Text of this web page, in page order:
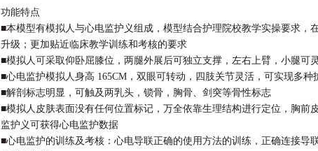
功能特点
■本模型有模拟人与心电监护义组成，模型结合护理院校教学实操要求，
升级；更加贴近临床教学训练和考核的要求
■模拟人可采取仰卧屈膝位，两腿外展后可独立支撑，左右上臂，小腿可
■心电监护模拟人身高 165CM，双眼可转动，四肢关节灵活，可实现多
■解剖标志明显，可触及两乳头，锁骨，胸骨、剑突等骨性标志
■模拟人皮肤表面没有任何位置标记，万全依靠生理结构进行定位，胸前
监护义可获得心电监护数据
■心电监护的训练及考核：心电导联正确的使用方法的训练，正确连接导